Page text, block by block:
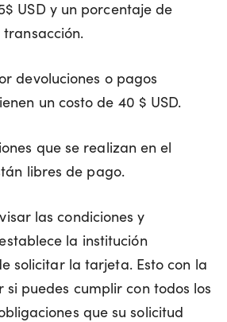
USD y un porcentaje de
transacción.
devoluciones o pagos
un costo de 40 $ USD.
que se realizan en el
libres de pago.
las condiciones y
la institución
solicitar la tarjeta. Esto con la
puedes cumplir con todos los
que su solicitud